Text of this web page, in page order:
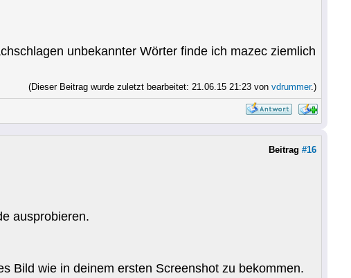
unbekannter Wörter finde ich mazec ziemlich
(Dieser Beitrag wurde zuletzt bearbeitet: 21.06.15 21:23 von vdrummer.)
Beitrag #16
ausprobieren.
Bild wie in deinem ersten Screenshot zu bekommen.